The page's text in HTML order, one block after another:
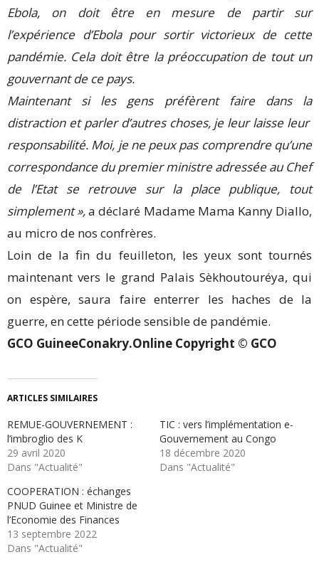
Ebola, on doit être en mesure de partir sur
l’expérience d’Ebola pour sortir victorieux de cette
pandémie. Cela doit être la préoccupation de tout un
gouvernant de ce pays.
Maintenant si les gens préfèrent faire dans la
distraction et parler d’autres choses, je leur laisse leur
responsabilité. Moi, je ne peux pas comprendre qu’une
correspondance du premier ministre adressée au Chef
de l’Etat se retrouve sur la place publique, tout
simplement »,a déclaré Madame Mama Kanny Diallo,
au micro de nos confrères.
Loin de la fin du feuilleton, les yeux sont tournés
maintenant vers le grand Palais Sèkhoutouréya, qui
on espère, saura faire enterrer les haches de la
guerre, en cette période sensible de pandémie.
GCO GuineeConakry.Online Copyright © GCO
ARTICLES SIMILAIRES
REMUE-GOUVERNEMENT :
l’imbroglio des K
29 avril 2020
Dans "Actualité"
TIC : vers l’implémentation e-
Gouvernement au Congo
18 décembre 2020
Dans "Actualité"
COOPERATION : échanges
PNUD Guinee et Ministre de
l’Economie des Finances
13 septembre 2022
Dans "Actualité"